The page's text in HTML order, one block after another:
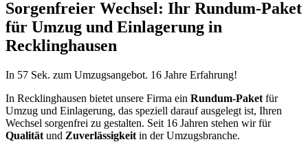
Sorgenfreier Wechsel: Ihr Rundum-Paket
für Umzug und Einlagerung in
Recklinghausen
In 57 Sek. zum Umzugsangebot. 16 Jahre Erfahrung!
In Recklinghausen bietet unsere Firma ein Rundum-Paket für
Umzug und Einlagerung, das speziell darauf ausgelegt ist, Ihren
Wechsel sorgenfrei zu gestalten. Seit 16 Jahren stehen wir für
Qualität und Zuverlässigkeit in der Umzugsbranche.